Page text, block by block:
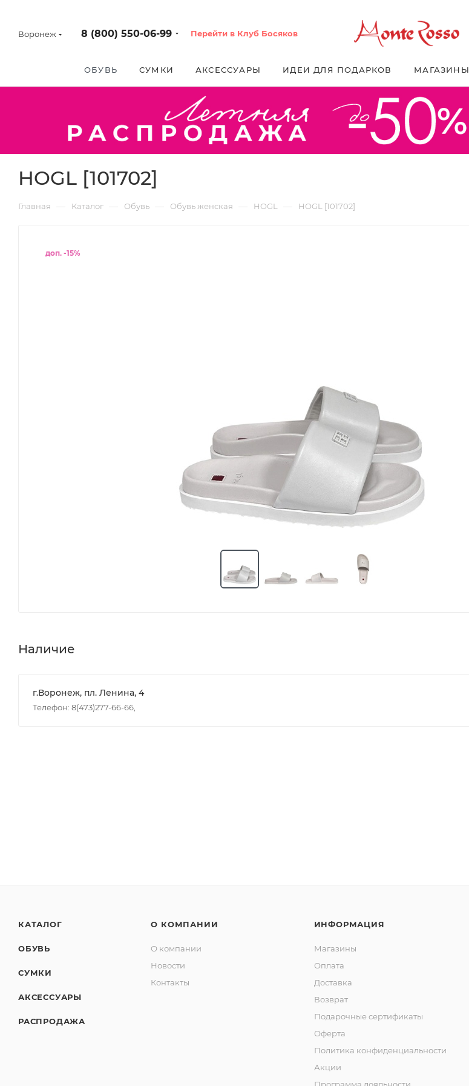
Воронеж 8 (800) 550-06-99 Перейти в Клуб Босяков
ОБУВЬ СУМКИ АКСЕССУАРЫ ИДЕИ ДЛЯ ПОДАРКОВ МАГАЗИНЫ
HOGL [101702]
Главная — Каталог — Обувь — Обувь женская — HOGL — HOGL [101702]
доп. -15%
Наличие
г.Воронеж, пл. Ленина, 4
Телефон: 8(473)277-66-66,
КАТАЛОГ
ОБУВЬ
СУМКИ
АКСЕССУАРЫ
РАСПРОДАЖА
О КОМПАНИИ
О компании
Новости
Контакты
ИНФОРМАЦИЯ
Магазины
Оплата
Доставка
Возврат
Подарочные сертификаты
Оферта
Политика конфиденциальности
Акции